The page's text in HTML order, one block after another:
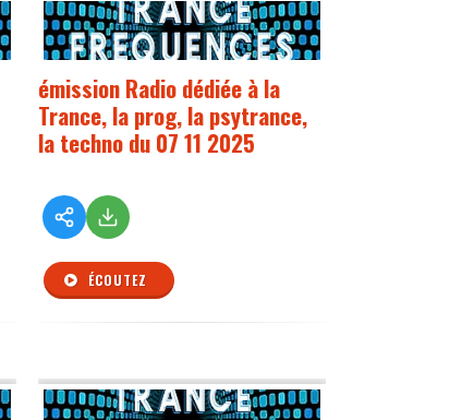
émission Radio dédiée à la
Trance, la prog, la psytrance,
la techno du 07 11 2025
ÉCOUTEZ